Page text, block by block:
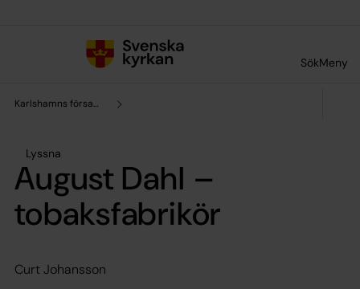
SökMeny
Karlshamns församling
Lyssna
August Dahl –
tobaksfabrikör
Curt Johansson